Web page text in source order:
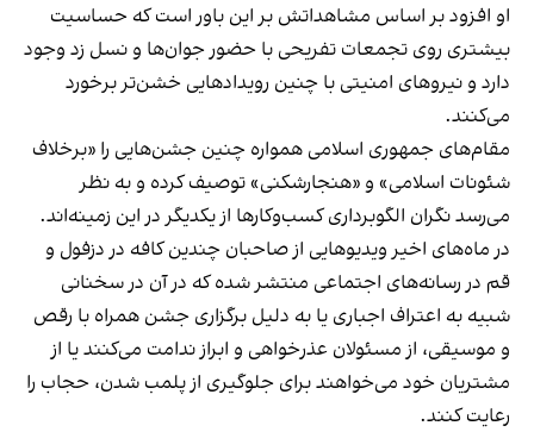
او افزود بر اساس مشاهداتش بر این باور است که حساسیت
بیشتری روی تجمعات تفریحی با حضور جوان‌ها و نسل زد وجود
دارد و نیروهای امنیتی با چنین رویدادهایی خشن‌تر برخورد
می‌کنند.
مقام‌های جمهوری اسلامی همواره چنین جشن‌هایی را «برخلاف
شئونات اسلامی» و «هنجارشکنی» توصیف کرده و به نظر
می‌رسد نگران الگوبرداری کسب‌وکارها از یکدیگر در این زمینه‌اند.
در ماه‌های اخیر ویدیوهایی از صاحبان چندین کافه در دزفول و
قم در رسانه‌های اجتماعی منتشر شده که در آن در سخنانی
شبیه به اعتراف اجباری یا به دلیل برگزاری جشن همراه با رقص
و موسیقی، از مسئولان عذرخواهی و ابراز ندامت می‌کنند یا از
مشتریان خود می‌خواهند برای جلوگیری از پلمب شدن، حجاب را
رعایت کنند.